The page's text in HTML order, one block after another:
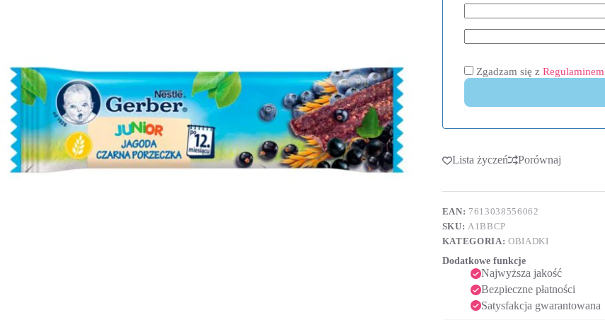
Zgadzam się z Regulaminem
Lista życzeń Porównaj
EAN: 7613038556062
SKU:A1BBCP
KATEGORIA: OBIADKI
Dodatkowe funkcje
Najwyższa jakość
Bezpieczne płatności
Satysfakcja gwarantowana